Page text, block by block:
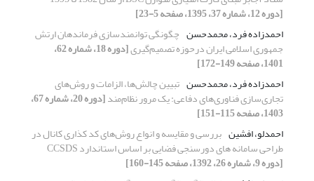
[دوره 12، شماره 37، 1395، صفحه 5-23]
احمدزاده فرد، محمدحسن چگونگی توانمندسازی فرماندهان ارتش
جمهوری اسلامی ایران درحوزه تصمیم‌گیری [دوره 18، شماره 62،
1401، صفحه 149-172]
احمدزاده فرد، محمدحسن تبیین چالش‌ها، الزامات و روش‌های
تجاری‌سازی فناوری‌های دفاعی: یک مرور نظام‌مند [دوره 20، شماره 67،
1403، صفحه 115-151]
احمدلو، افشین بررسی و مقایسه و انواع روش‌های کد کذاری کانال در
طراحی سامانه های دورسنجی فضایی بر اساس استاندارد CCSDS
[دوره 9، شماره 26، 1392، صفحه 145-160]